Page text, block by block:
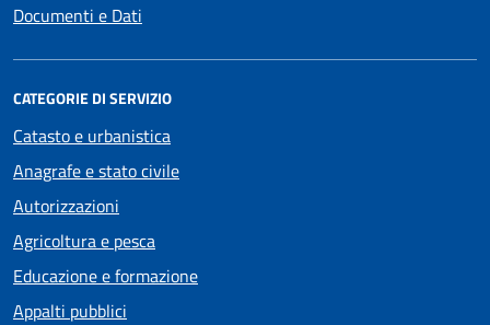
Documenti e Dati
CATEGORIE DI SERVIZIO
Catasto e urbanistica
Anagrafe e stato civile
Autorizzazioni
Agricoltura e pesca
Educazione e formazione
Appalti pubblici